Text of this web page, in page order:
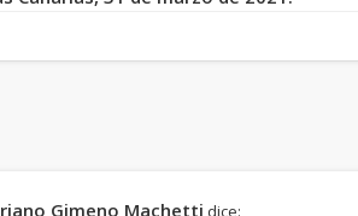
Gimeno Machetti dice: